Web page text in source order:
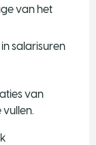
van het
salarisuren
van